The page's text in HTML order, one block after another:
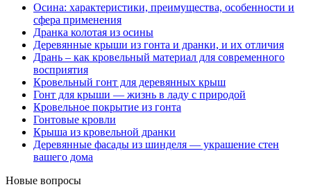
Осина: характеристики, преимущества, особенности и
сфера применения
Дранка колотая из осины
Деревянные крыши из гонта и дранки, и их отличия
Дрань – как кровельный материал для современного
восприятия
Кровельный гонт для деревянных крыш
Гонт для крыши — жизнь в ладу с природой
Кровельное покрытие из гонта
Гонтовые кровли
Крыша из кровельной дранки
Деревянные фасады из шинделя — украшение стен
вашего дома
Новые вопросы